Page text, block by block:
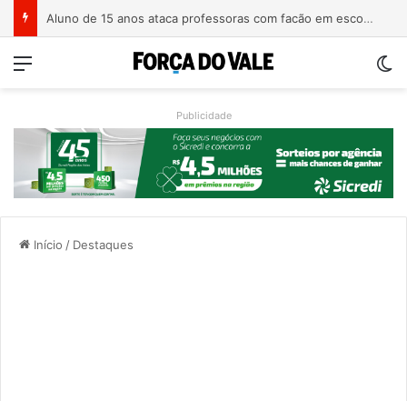
Homem é preso com revólver de numeração raspada em Teutônia
Menu
Publicidade
Início / Destaques